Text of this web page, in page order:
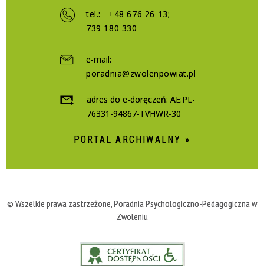
tel.: +48 676 26 13;
739 180 330
e-mail:
poradnia@zwolenpowiat.pl
adres do e-doręczeń: AE:PL-
76331-94867-TVHWR-30
PORTAL ARCHIWALNY »
© Wszelkie prawa zastrzeżone, Poradnia Psychologiczno-Pedagogiczna w
Zwoleniu